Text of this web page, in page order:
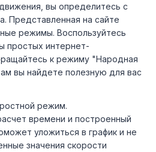
вы определитесь с
Представленная на сайте
режимы. Воспользуйтесь
простых интернет-
к режиму "Народная
вы найдете полезную для вас
режим.
времени и построенный
уложиться в график и не
значения скорости